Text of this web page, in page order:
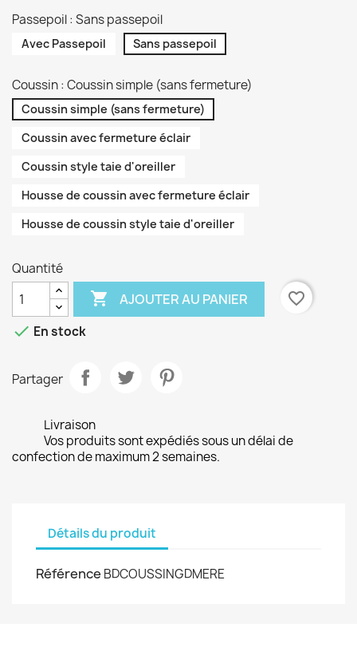
Passepoil : Sans passepoil
Avec Passepoil Sans passepoil
Coussin : Coussin simple (sans fermeture)
Coussin simple (sans fermeture)
Coussin avec fermeture éclair
Coussin style taie d'oreiller
Housse de coussin avec fermeture éclair
Housse de coussin style taie d'oreiller
Quantité
 AJOUTER AU PANIER
favorite_border
 En stock
Partager
Livraison
Vos produits sont expédiés sous un délai de
confection de maximum 2 semaines.
Détails du produit
Référence BDCOUSSINGDMERE